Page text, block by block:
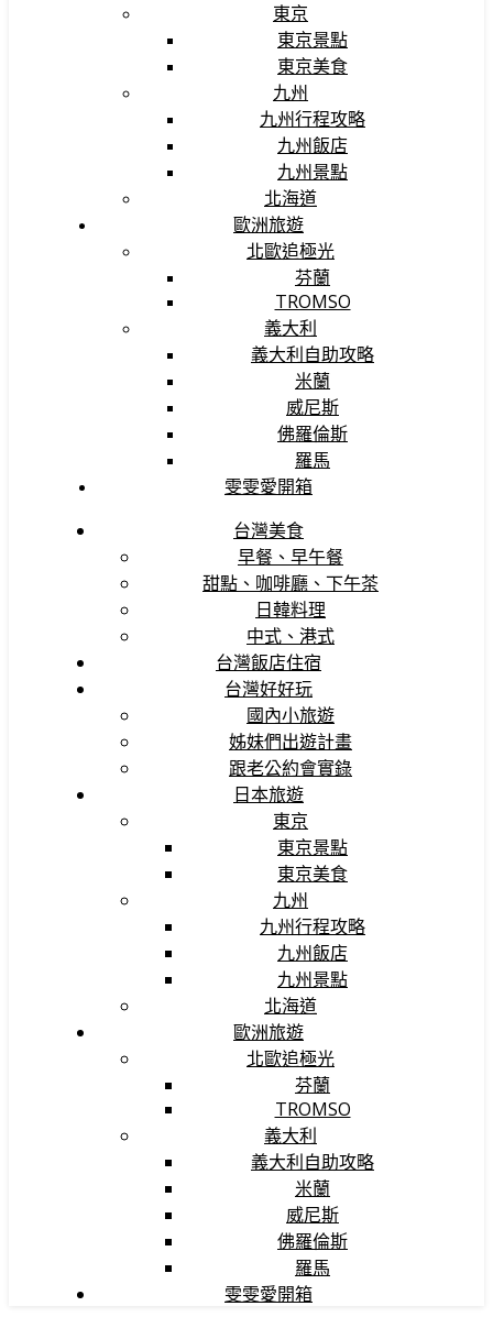
東京
東京景點
東京美食
九州
九州行程攻略
九州飯店
九州景點
北海道
歐洲旅遊
北歐追極光
芬蘭
TROMSO
義大利
義大利自助攻略
米蘭
威尼斯
佛羅倫斯
羅馬
雯雯愛開箱
台灣美食
早餐、早午餐
甜點、咖啡廳、下午茶
日韓料理
中式、港式
台灣飯店住宿
台灣好好玩
國內小旅遊
姊妹們出遊計畫
跟老公約會實錄
日本旅遊
東京
東京景點
東京美食
九州
九州行程攻略
九州飯店
九州景點
北海道
歐洲旅遊
北歐追極光
芬蘭
TROMSO
義大利
義大利自助攻略
米蘭
威尼斯
佛羅倫斯
羅馬
雯雯愛開箱